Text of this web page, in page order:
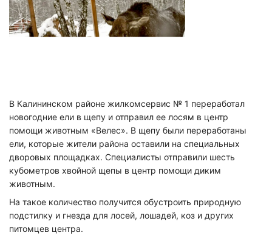
В Калининском районе жилкомсервис № 1 переработал
новогодние ели в щепу и отправил ее лосям в центр
помощи животным «Велес». В щепу были переработаны
ели, которые жители района оставили на специальных
дворовых площадках. Специалисты отправили шесть
кубометров хвойной щепы в центр помощи диким
животным.
На такое количество получится обустроить природную
подстилку и гнезда для лосей, лошадей, коз и других
питомцев центра.